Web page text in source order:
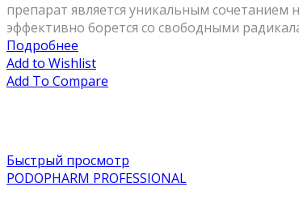
препарат является уникальным
эффективно борется со свободными
Подробнее
Add to Wishlist
Add To Compare
Быстрый просмотр
PODOPHARM PROFESSIONAL